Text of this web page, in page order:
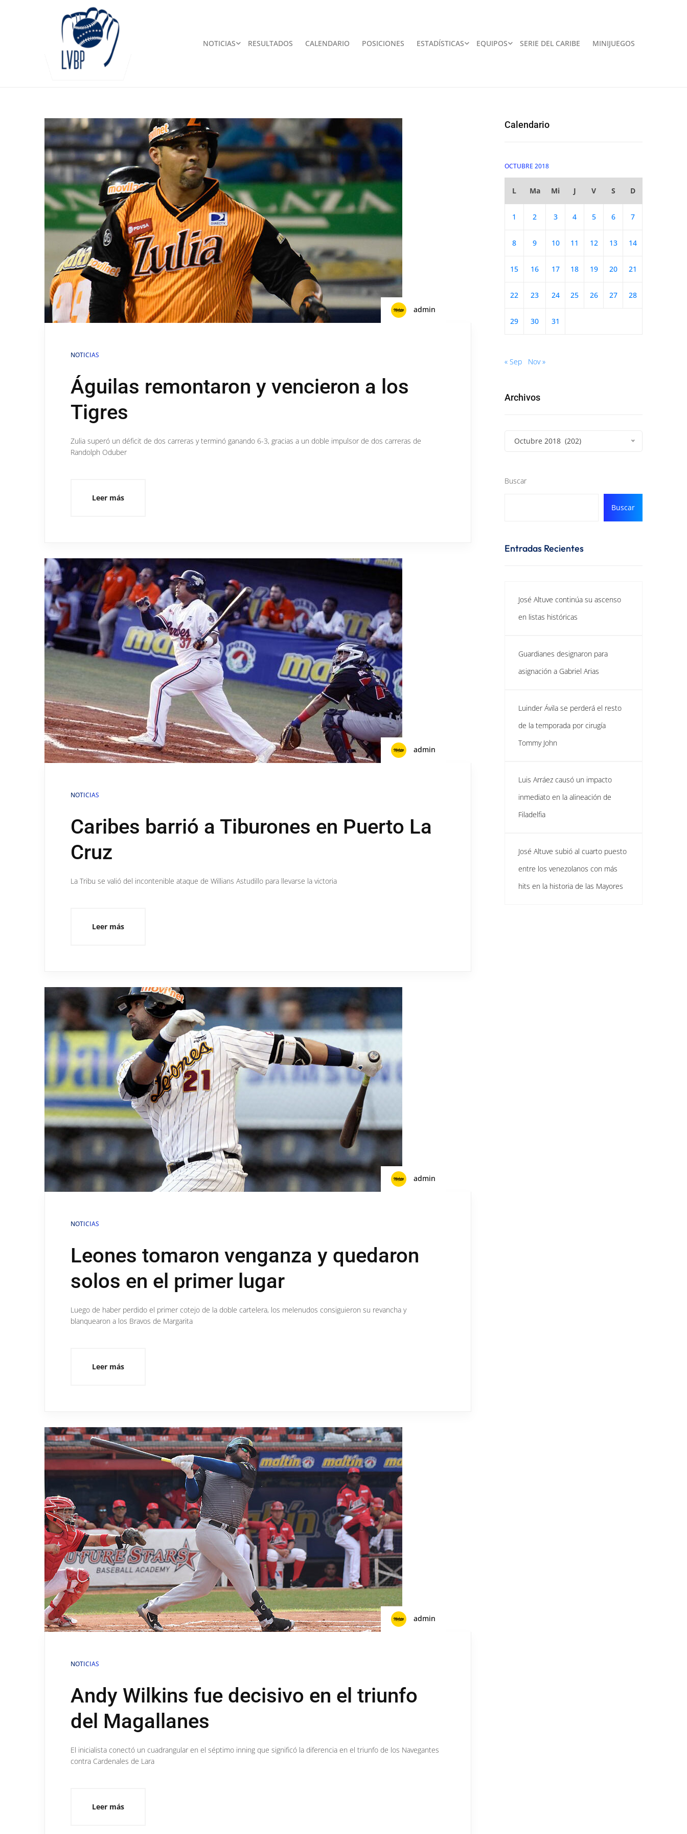
NOTICIAS RESULTADOS CALENDARIO POSICIONES ESTADÍSTICAS EQUIPOS SERIE DEL CARIBE MINIJUEGOS
admin
NOTICIAS
Águilas remontaron y vencieron a los
Tigres
Zulia superó un déficit de dos carreras y terminó ganando 6-3, gracias a un doble impulsor de dos carreras de
Randolph Oduber
Leer más
admin
NOTICIAS
Caribes barrió a Tiburones en Puerto La
Cruz
La Tribu se valió del incontenible ataque de Willians Astudillo para llevarse la victoria
Leer más
admin
NOTICIAS
Leones tomaron venganza y quedaron
solos en el primer lugar
Luego de haber perdido el primer cotejo de la doble cartelera, los melenudos consiguieron su revancha y
blanquearon a los Bravos de Margarita
Leer más
admin
NOTICIAS
Andy Wilkins fue decisivo en el triunfo
del Magallanes
El inicialista conectó un cuadrangular en el séptimo inning que significó la diferencia en el triunfo de los Navegantes
contra Cardenales de Lara
Leer más
Calendario
OCTUBRE 2018
L Ma Mi J V S D
1 2 3 4 5 6 7
8 9 10 11 12 13 14
15 16 17 18 19 20 21
22 23 24 25 26 27 28
29 30 31
« Sep Nov »
Archivos
Octubre 2018 (202)
Buscar
Buscar
Entradas Recientes
José Altuve continúa su ascenso
en listas históricas
Guardianes designaron para
asignación a Gabriel Arias
Luinder Ávila se perderá el resto
de la temporada por cirugía
Tommy John
Luis Arráez causó un impacto
inmediato en la alineación de
Filadelfia
José Altuve subió al cuarto puesto
entre los venezolanos con más
hits en la historia de las Mayores